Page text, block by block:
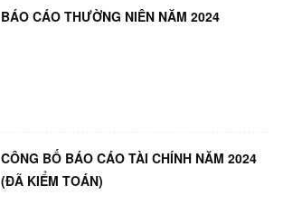
BÁO CÁO THƯỜNG NIÊN NĂM 2024
CÔNG BỐ BÁO CÁO TÀI CHÍNH NĂM 2024
(ĐÃ KIỂM TOÁN)